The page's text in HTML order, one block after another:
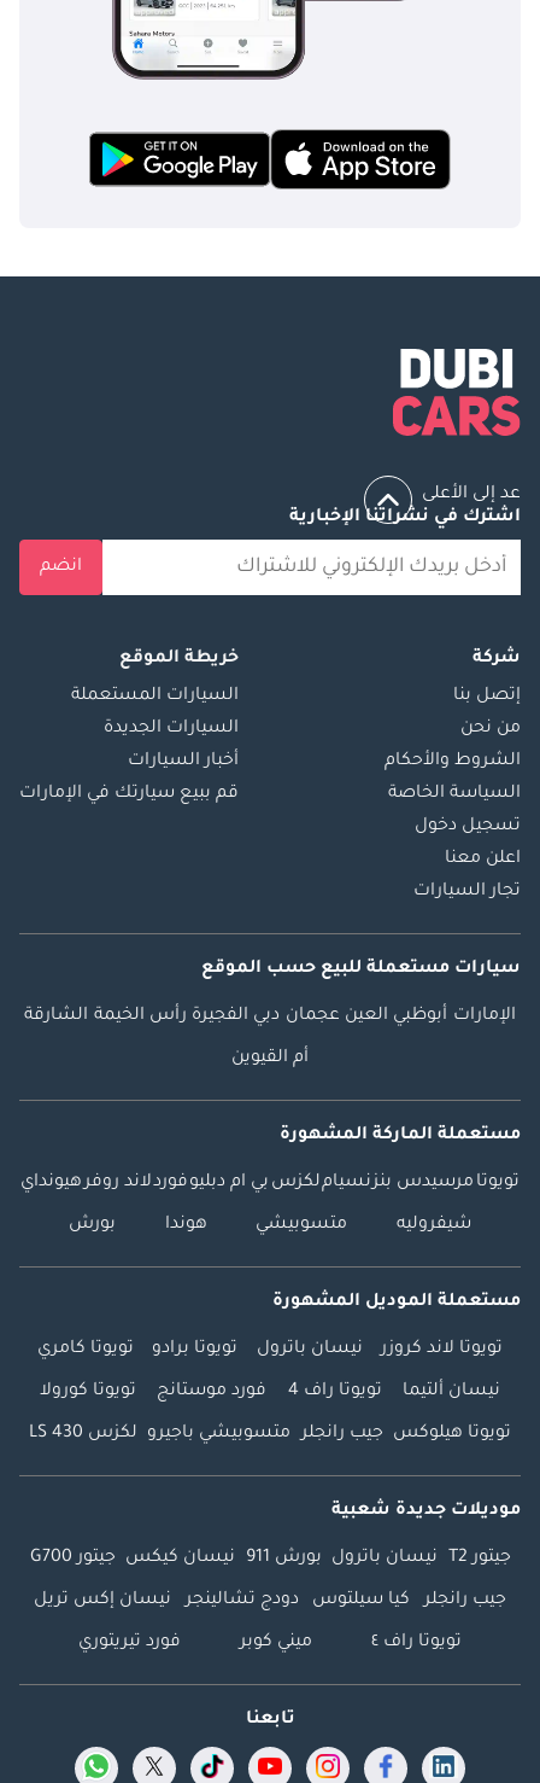
عد إلى الأعلى
اشترك في نشراتنا الإخبارية
انضم
شركة
إتصل بنا
من نحن
الشروط والأحكام
السياسة الخاصة
تسجيل دخول
اعلن معنا
تجار السيارات
خريطة الموقع
السيارات المستعملة
السيارات الجديدة
أخبار السيارات
قم ببيع سيارتك في الإمارات
سيارات مستعملة للبيع حسب الموقع
الإمارات أبوظبي العين عجمان دبي الفجيرة رأس الخيمة الشارقة
أم القيوين
مستعملة الماركة المشهورة
تويوتا مرسيدس بنزنسياملكزس بي ام دبليوفوردلاند روفرهيونداي
شيفروليه متسوبيشي هوندا بورش
مستعملة الموديل المشهورة
تويوتا لاند كروزر نيسان باترول تويوتا برادو تويوتا كامري
نيسان ألتيما تويوتا راف 4 فورد موستانج تويوتا كورولا
تويوتا هيلوكس جيب رانجلر متسوبيشي باجيرو لكزس LS 430
موديلات جديدة شعبية
جيتور T2 نيسان باترول بورش 911 نيسان كيكس جيتور G700
جيب رانجلر كيا سيلتوس دودج تشالينجر نيسان إكس تريل
تويوتا راف ٤ ميني كوبر فورد تيريتوري
تابعنا